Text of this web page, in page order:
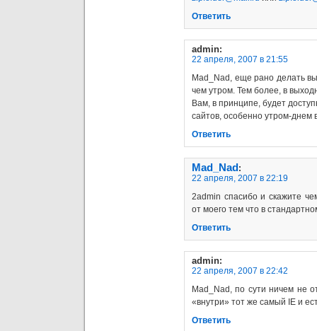
Ответить
admin:
22 апреля, 2007 в 21:55
Mad_Nad, еще рано делать
чем утром. Тем более, в
Вам, в принципе, будет
сайтов, особенно утром-днем
Ответить
Mad_Nad :
22 апреля, 2007 в 22:19
2admin спасибо и скажите
от моего тем что в
Ответить
admin:
22 апреля, 2007 в 22:42
Mad_Nad, по сути ничем не
«внутри» тот же самый IE и
Ответить